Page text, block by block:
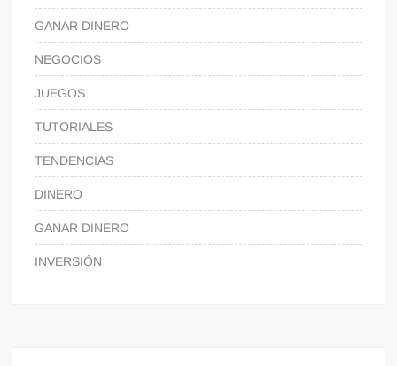
GANAR DINERO
NEGOCIOS
JUEGOS
TUTORIALES
TENDENCIAS
DINERO
GANAR DINERO
INVERSIÓN